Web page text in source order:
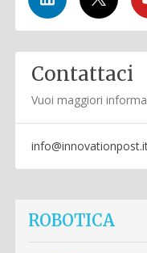
Contattaci
Vuoi maggiori
ROBOTICA